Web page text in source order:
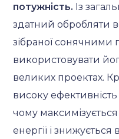
потужність. Із
здатний обробляти
зібраної
використовувати
великих проектах.
високу
чому
енергії і знижується